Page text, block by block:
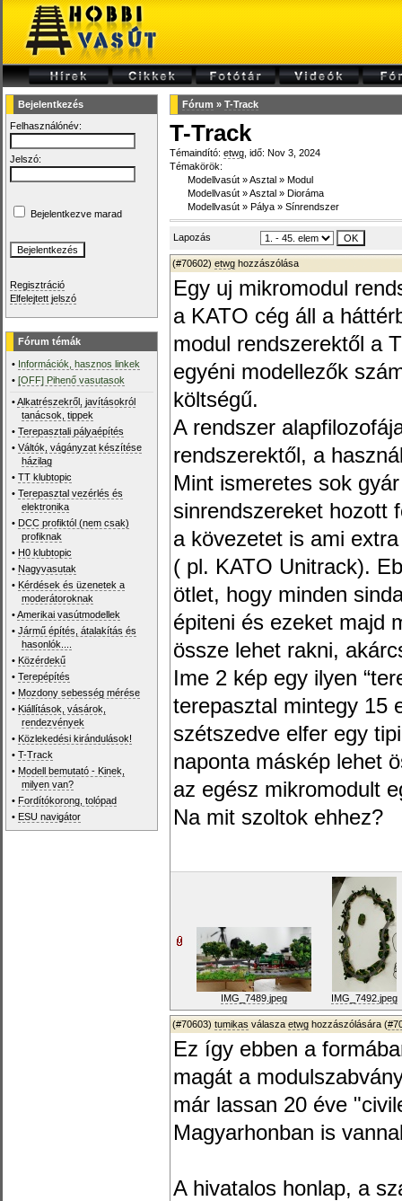
Bejelentkezés
Felhasználónév:
Jelszó:
Bejelentkezve marad
Regisztráció
Elfelejtett jelszó
Fórum témák
• Információk, hasznos linkek
•[OFF] Pihenő vasutasok
•Alkatrészekről, javításokról
tanácsok, tippek
•Terepasztali pályaépítés
•Váltók, vágányzat készítése
házilag
•TT klubtopic
•Terepasztal vezérlés és
elektronika
• DCC profiktól (nem csak)
profiknak
• H0 klubtopic
• Nagyvasutak
• Kérdések és üzenetek a
moderátoroknak
•Amerikai vasútmodellek
•Jármű építés, átalakítás és
hasonlók....
• Közérdekű
•Terepépítés
• Mozdony sebesség mérése
• Kiállítások, vásárok,
rendezvények
• Közlekedési kirándulások!
•T-Track
• Modell bemutató - Kinek,
milyen van?
• Fordítókorong, tolópad
• ESU navigátor
Fórum » T-Track
T-Track
Témaindító: etwg , idő: Nov 3, 2024
Témakörök:
Modellvasút »Asztal » Modul
Modellvasút »Asztal » Dioráma
Modellvasút » Pálya » Sínrendszer
Lapozás
(#70602) etwg hozzászólása
Egy uj mikromodul
a KATO cég áll a
modul rendszerektől a
egyéni modellezők
költségű.
A rendszer
rendszerektől, a
Mint ismeretes sok
sinrendszereket hozott
a kövezetet is ami
( pl. KATO Unitrack).
ötlet, hogy minden
épiteni és ezeket majd
össze lehet rakni,
Ime 2 kép egy ilyen
terepasztal mintegy 15
szétszedve elfer egy
naponta máskép lehet
az egész mikromodult
Na mit szoltok ehhez?
IMG_7489.jpeg IMG_7492.jpeg
(#70603) tumikas válasza etwg hozzászólására (
Ez így ebben a
magát a
már lassan 20 éve
Magyarhonban is
A hivatalos honlap, a